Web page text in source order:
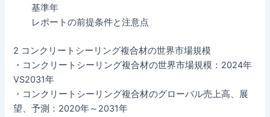
基準年
レポートの前提条件と注意点
2 コンクリートシーリング複合材の世界市場規模
・コンクリートシーリング複合材の世界市場規模：2024年
VS2031年
・コンクリートシーリング複合材のグローバル売上高、展
望、予測：2020年～2031年